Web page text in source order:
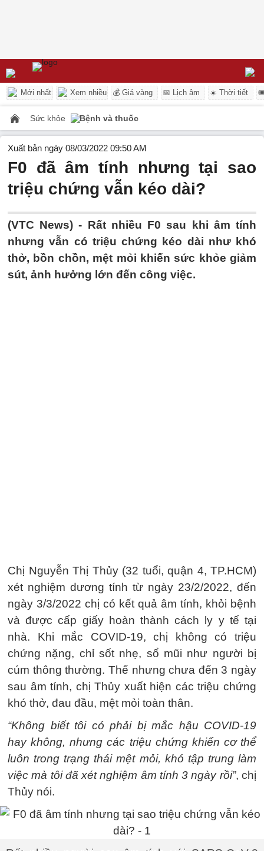
Mới nhất Xem nhiều 💰 Giá vàng 📅 Lịch âm ☀️ Thời tiết
Sức khỏe Bệnh và thuốc
Xuất bản ngày 08/03/2022 09:50 AM
F0 đã âm tính nhưng tại sao
triệu chứng vẫn kéo dài?
(VTC News) - Rất nhiều F0 sau khi âm tính
nhưng vẫn có triệu chứng kéo dài như khó
thở, bồn chồn, mệt mỏi khiến sức khỏe giảm
sút, ảnh hưởng lớn đến công việc.
Chị Nguyễn Thị Thủy (32 tuổi, quận 4, TP.HCM)
xét nghiệm dương tính từ ngày 23/2/2022, đến
ngày 3/3/2022 chị có kết quả âm tính, khỏi bệnh
và được cấp giấy hoàn thành cách ly y tế tại
nhà. Khi mắc COVID-19, chị không có triệu
chứng nặng, chỉ sốt nhẹ, sổ mũi như người bị
cúm thông thường. Thế nhưng chưa đến 3 ngày
sau âm tính, chị Thủy xuất hiện các triệu chứng
khó thở, đau đầu, mệt mỏi toàn thân.
“Không biết tôi có phải bị mắc hậu COVID-19
hay không, nhưng các triệu chứng khiến cơ thể
luôn trong trạng thái mệt mỏi, khó tập trung làm
việc mà tôi đã xét nghiệm âm tính 3 ngày rồi”, chị
Thủy nói.